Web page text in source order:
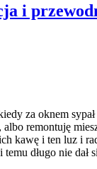
i
za oknem
remontuję
kawę i ten luz i
długo nie